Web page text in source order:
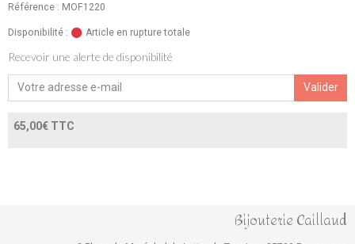
Référence : MOF1220
Disponibilité : Article en rupture totale
Recevoir une alerte de disponibilité
Valider
65,00€ TTC
Bijouterie Caillaud